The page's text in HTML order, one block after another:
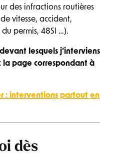
des infractions routières
vitesse, accident,
permis, 48SI …).
lesquels j’interviens
page correspondant à
: interventions partout en
dès